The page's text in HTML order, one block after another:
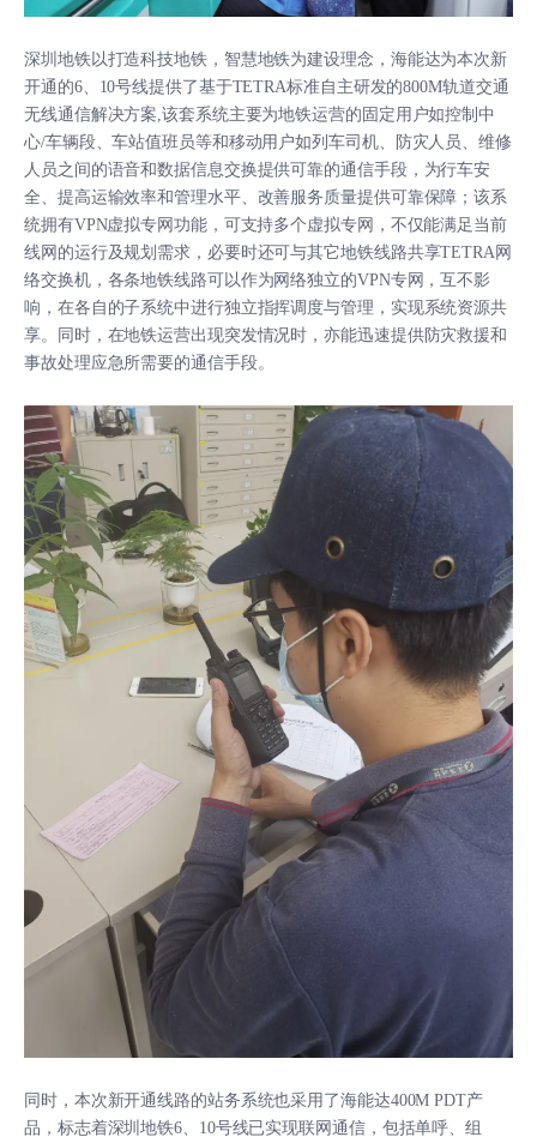
深圳地铁以打造科技地铁，智慧地铁为建设理念，海能达为本次新
开通的6、10号线提供了基于TETRA标准自主研发的800M轨道交通
无线通信解决方案,该套系统主要为地铁运营的固定用户如控制中
心/车辆段、车站值班员等和移动用户如列车司机、防灾人员、维修
人员之间的语音和数据信息交换提供可靠的通信手段，为行车安
全、提高运输效率和管理水平、改善服务质量提供可靠保障；该系
统拥有VPN虚拟专网功能，可支持多个虚拟专网，不仅能满足当前
线网的运行及规划需求，必要时还可与其它地铁线路共享TETRA网
络交换机，各条地铁线路可以作为网络独立的VPN专网，互不影
响，在各自的子系统中进行独立指挥调度与管理，实现系统资源共
享。同时，在地铁运营出现突发情况时，亦能迅速提供防灾救援和
事故处理应急所需要的通信手段。
同时，本次新开通线路的站务系统也采用了海能达400M PDT产
品，标志着深圳地铁6、10号线已实现联网通信，包括单呼、组